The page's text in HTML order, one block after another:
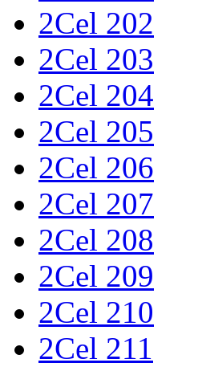
2Cel 202
2Cel 203
2Cel 204
2Cel 205
2Cel 206
2Cel 207
2Cel 208
2Cel 209
2Cel 210
2Cel 211